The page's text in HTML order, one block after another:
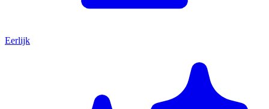
Eerlijk